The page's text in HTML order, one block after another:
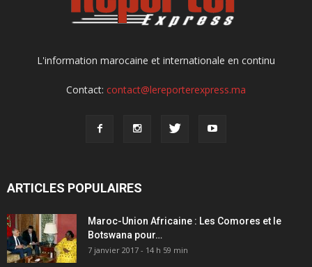
L'information marocaine et internationale en continu
Contact: contact@lereporterexpress.ma
ARTICLES POPULAIRES
Maroc-Union Africaine : Les Comores et le
Botswana pour…
7 janvier 2017 - 14 h 59 min